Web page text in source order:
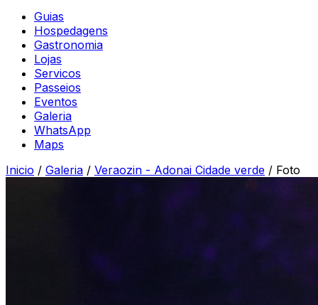
Guias
Hospedagens
Gastronomia
Lojas
Servicos
Passeios
Eventos
Galeria
WhatsApp
Maps
Inicio / Galeria / Veraozin - Adonai Cidade verde / Foto